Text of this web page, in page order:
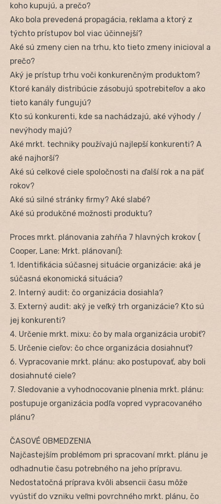
koho kupujú, a prečo?
Ako bola prevedená propagácia, reklama a ktorý z
týchto prístupov bol viac účinnejší?
Aké sú zmeny cien na trhu, kto tieto zmeny inicioval a
prečo?
Aký je prístup trhu voči konkurenčným produktom?
Ktoré kanály distribúcie zásobujú spotrebiteľov a ako
tieto kanály fungujú?
Kto sú konkurenti, kde sa nachádzajú, aké výhody /
nevýhody majú?
Aké mrkt. techniky používajú najlepší konkurenti? A
aké najhorší?
Aké sú celkové ciele spoločnosti na ďalší rok a na päť
rokov?
Aké sú silné stránky firmy? Aké slabé?
Aké sú produkčné možnosti produktu?
Proces mrkt. plánovania zahŕňa 7 hlavných krokov (
Cooper, Lane: Mrkt. plánovaní):
1. Identifikácia súčasnej situácie organizácie: aká je
súčasná ekonomická situácia?
2. Interný audit: čo organizácia dosiahla?
3. Externý audit: aký je veľký trh organizácie? Kto sú
jej konkurenti?
4. Určenie mrkt. mixu: čo by mala organizácia urobiť?
5. Určenie cieľov: čo chce organizácia dosiahnuť?
6. Vypracovanie mrkt. plánu: ako postupovať, aby boli
dosiahnuté ciele?
7. Sledovanie a vyhodnocovanie plnenia mrkt. plánu:
postupuje organizácia podľa vopred vypracovaného
plánu?
ČASOVÉ OBMEDZENIA
Najčastejším problémom pri spracovaní mrkt. plánu je
odhadnutie času potrebného na jeho prípravu.
Nedostatočná príprava kvôli absencii času môže
vyústiť do vzniku veľmi povrchného mrkt. plánu, čo